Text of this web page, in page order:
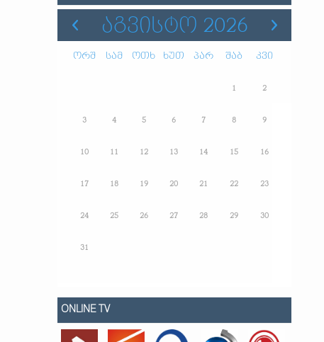
ᲐᲒᲕᲘᲡᲢᲝ 2026
ორშ სამ ოთხ ხუთ პარ შაბ კვი
1 2
3 4 5 6 7 8 9
10 11 12 13 14 15 16
17 18 19 20 21 22 23
24 25 26 27 28 29 30
31
ONLINE TV